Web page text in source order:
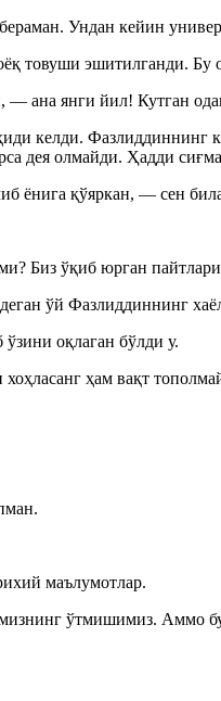
Ундан кейин
товуши эшитилганди. Бу
янги йил! Кутган
келди.
дея олмайди. Ҳадди
ёнига қўяркан, — сен
Биз ўқиб юрган
ўй Фазлиддиннинг
оқлаган бўлди у.
ҳам вақт
маълумотлар.
ўтмишимиз. Аммо